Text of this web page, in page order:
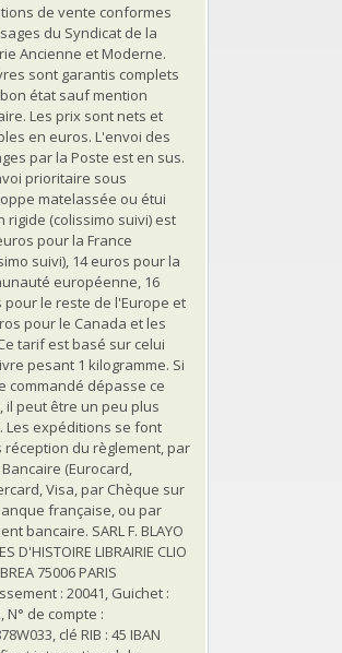
de vente conformes
du Syndicat de la
Ancienne et Moderne.
sont garantis complets
état sauf mention
Les prix sont nets et
en euros. L'envoi des
par la Poste est en sus.
prioritaire sous
matelassée ou étui
rigide (colissimo suivi) est
pour la France
suivi), 14 euros pour la
européenne, 16
pour le reste de l'Europe et
pour le Canada et les
tarif est basé sur celui
pesant 1 kilogramme. Si
commandé dépasse ce
il peut être un peu plus
Les expéditions se font
réception du règlement, par
(Eurocard,
Visa, par Chèque sur
française, ou par
bancaire. SARL F. BLAYO
D'HISTOIRE LIBRAIRIE CLIO
75006 PARIS
: 20041, Guichet :
N° de compte :
clé RIB : 45 IBAN